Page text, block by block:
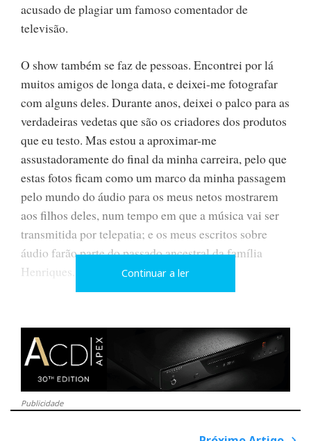
acusado de plagiar um famoso comentador de
televisão.
O show também se faz de pessoas. Encontrei por lá
muitos amigos de longa data, e deixei-me fotografar
com alguns deles. Durante anos, deixei o palco para as
verdadeiras vedetas que são os criadores dos produtos
que eu testo. Mas estou a aproximar-me
assustadoramente do final da minha carreira, pelo que
estas fotos ficam como um marco da minha passagem
pelo mundo do áudio para os meus netos mostrarem
aos filhos deles, num tempo em que a música vai ser
transmitida por telepatia; e os meus escritos sobre
áudio farão parte do passado ancestral da família
Henriques.
personalidades do áudio, aqui ficam apenas três,
porque cada uma delas tem uma história associada:
Continuar a ler
Publicidade